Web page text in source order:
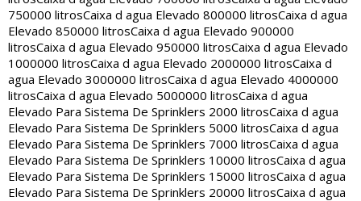
750000 litrosCaixa d agua Elevado 800000 litrosCaixa d agua
Elevado 850000 litrosCaixa d agua Elevado 900000
litrosCaixa d agua Elevado 950000 litrosCaixa d agua Elevado
1000000 litrosCaixa d agua Elevado 2000000 litrosCaixa d
agua Elevado 3000000 litrosCaixa d agua Elevado 4000000
litrosCaixa d agua Elevado 5000000 litrosCaixa d agua
Elevado Para Sistema De Sprinklers 2000 litrosCaixa d agua
Elevado Para Sistema De Sprinklers 5000 litrosCaixa d agua
Elevado Para Sistema De Sprinklers 7000 litrosCaixa d agua
Elevado Para Sistema De Sprinklers 10000 litrosCaixa d agua
Elevado Para Sistema De Sprinklers 15000 litrosCaixa d agua
Elevado Para Sistema De Sprinklers 20000 litrosCaixa d agua